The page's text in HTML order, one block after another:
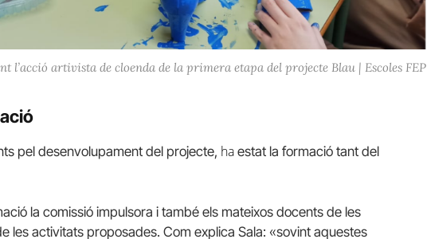
l’acció artivista de cloenda de la primera etapa del projecte Blau | Escoles FEP
pel desenvolupament del projecte, ha estat la formació tant del
la comissió impulsora i també els mateixos docents de les
les activitats proposades. Com explica Sala: «sovint aquestes